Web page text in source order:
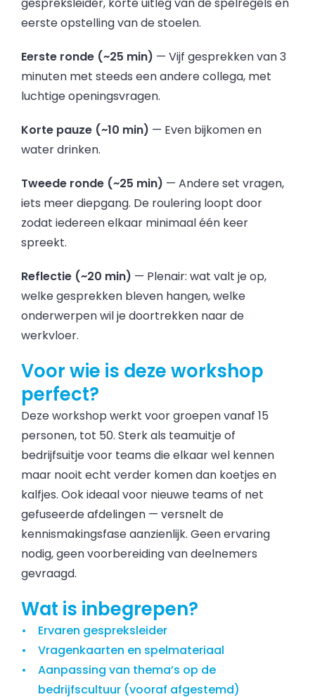
eerste opstelling van de stoelen.
Eerste ronde (~25 min) — Vijf gesprekken van 3
minuten met steeds een andere collega, met
luchtige openingsvragen.
Korte pauze (~10 min) — Even bijkomen en
water drinken.
Tweede ronde (~25 min) — Andere set vragen,
iets meer diepgang. De roulering loopt door
zodat iedereen elkaar minimaal één keer
spreekt.
Reflectie (~20 min) — Plenair: wat valt je op,
welke gesprekken bleven hangen, welke
onderwerpen wil je doortrekken naar de
werkvloer.
Voor wie is deze workshop
perfect?
Deze workshop werkt voor groepen vanaf 15
personen, tot 50. Sterk als teamuitje of
bedrijfsuitje voor teams die elkaar wel kennen
maar nooit echt verder komen dan koetjes en
kalfjes. Ook ideaal voor nieuwe teams of net
gefuseerde afdelingen — versnelt de
kennismakingsfase aanzienlijk. Geen ervaring
nodig, geen voorbereiding van deelnemers
gevraagd.
Wat is inbegrepen?
Ervaren gespreksleider
Vragenkaarten en spelmateriaal
Aanpassing van thema’s op de
bedrijfscultuur (vooraf afgestemd)